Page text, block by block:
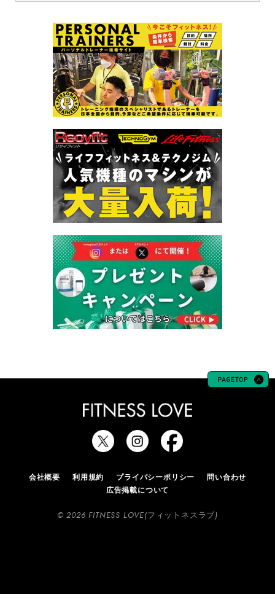
会社概要 利用規約 プライバシーポリシー
問い合わせ
広告掲載について
© 2026 FITNESS LOVE(フィットネスラブ)